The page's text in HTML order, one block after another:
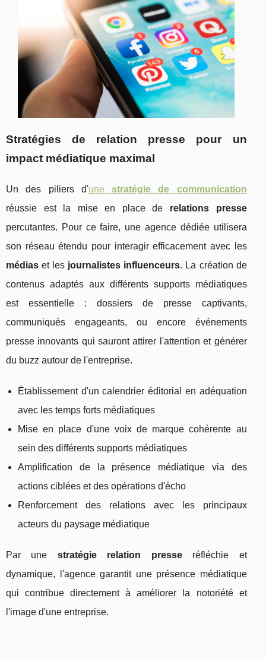
Stratégies de relation presse pour un
impact médiatique maximal
Un des piliers d'unestratégie de communication
réussie est la mise en place de relations presse
percutantes. Pour ce faire, une agence dédiée utilisera
son réseau étendu pour interagir efficacement avec les
médias et les journalistes influenceurs. La création de
contenus adaptés aux différents supports médiatiques
est essentielle : dossiers de presse captivants,
communiqués engageants, ou encore événements
presse innovants qui sauront attirer l'attention et générer
du buzz autour de l'entreprise.
Établissement d'un calendrier éditorial en adéquation
avec les temps forts médiatiques
Mise en place d'une voix de marque cohérente au
sein des différents supports médiatiques
Amplification de la présence médiatique via des
actions ciblées et des opérations d'écho
Renforcement des relations avec les principaux
acteurs du paysage médiatique
Par une stratégie relation presseréfléchie et
dynamique, l'agence garantit une présence médiatique
qui contribue directement à améliorer la notoriété et
l'image d'une entreprise.